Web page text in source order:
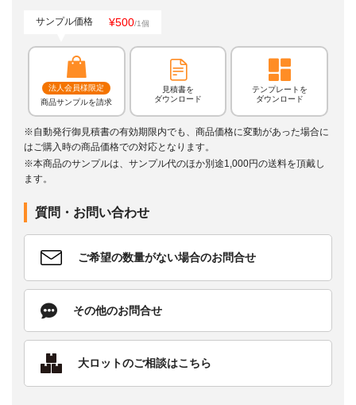
サンプル価格 ¥500/1個
法人会員様限定
商品サンプルを請求
見積書を
ダウンロード
テンプレートを
ダウンロード
※自動発行御見積書の有効期限内でも、商品価格に変動があった場合に
はご購入時の商品価格での対応となります。
※本商品のサンプルは、サンプル代のほか別途1,000円の送料を頂戴し
ます。
質問・お問い合わせ
ご希望の数量がない場合のお問合せ
その他のお問合せ
大ロットのご相談はこちら